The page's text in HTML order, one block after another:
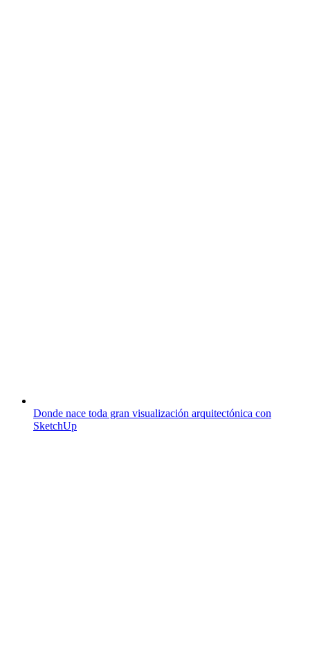
Donde nace toda gran visualización arquitectónica con
SketchUp